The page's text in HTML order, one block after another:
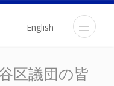
English
田谷区
区議団の皆